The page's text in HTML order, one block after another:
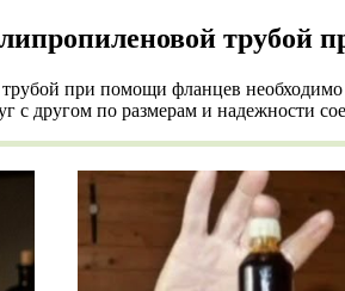
трубой
при помощи фланцев
с другом по размерам и надежности